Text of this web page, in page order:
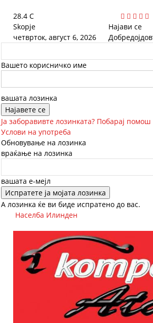
28.4 C
Skopje
четврток, август 6, 2026
Најави се
Вашето корисничко име
вашата лозинка
Ја заборавивте лозинката? Побарај помош
Услови на употреба
Обновување на лозинка
враќање на лозинка
вашата е-мејл
А лозинка ќе ви биде испратено до вас.
Населба Илинден